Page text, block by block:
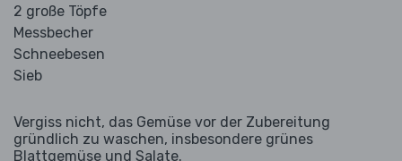
2 große Töpfe
Messbecher
Schneebesen
Sieb
Vergiss nicht, das Gemüse vor der Zubereitung
gründlich zu waschen, insbesondere grünes
Blattgemüse und Salate.